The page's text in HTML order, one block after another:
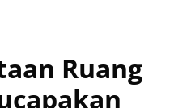
Ruang